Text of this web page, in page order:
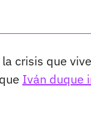
crisis que
Iván duque